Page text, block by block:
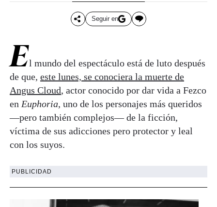
Seguir en
El mundo del espectáculo está de luto después
de que, este lunes, se conociera la muerte de
Angus Cloud, actor conocido por dar vida a Fezco
en Euphoria, uno de los personajes más queridos
—pero también complejos— de la ficción,
víctima de sus adicciones pero protector y leal
con los suyos.
PUBLICIDAD